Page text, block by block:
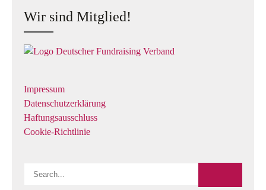
Wir sind Mitglied!
Impressum
Datenschutzerklärung
Haftungsausschluss
Cookie-Richtlinie